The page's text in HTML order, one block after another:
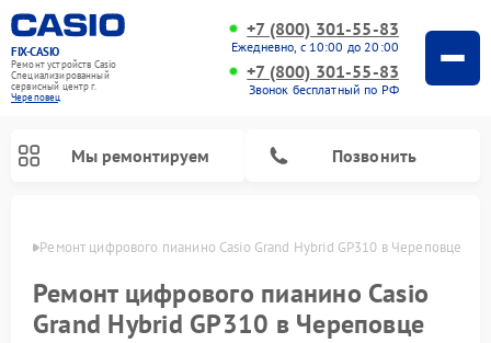
FIX-CASIO
Ремонт устройств Casio
Специализированный
cервисный центр г.
Череповец
+7 (800) 301-55-83
Ежедневно, с 10:00 до 20:00
+7 (800) 301-55-83
Звонок бесплатный по РФ
Мы ремонтируем Позвонить
Ремонт цифрового пианино Casio Grand Hybrid GP310 в Череповце
Ремонт цифрового пианино Casio
Grand Hybrid GP310 в Череповце